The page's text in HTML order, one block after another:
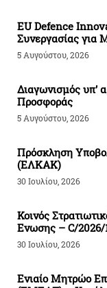
EU Defence
Συνεργασίας για
5 Αυγούστου, 2026
Διαγωνισμός υπ’
Προσφοράς
5 Αυγούστου, 2026
Πρόσκληση
(ΕΛΚΑΚ)
30 Ιουλίου, 2026
Κοινός
Ενωσης – C/2026/
30 Ιουλίου, 2026
Ενιαίο Μητρώο